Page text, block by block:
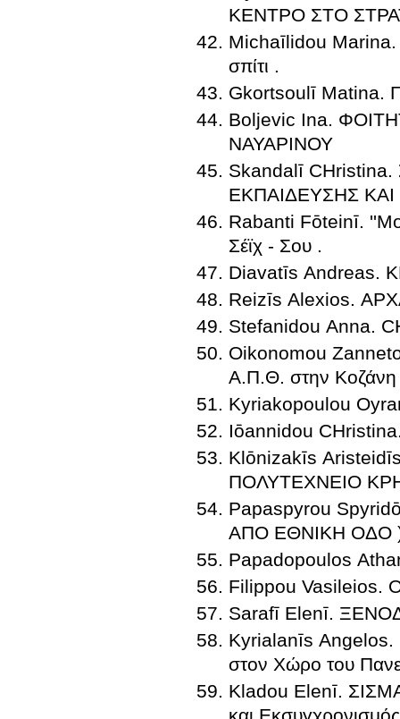
ΚΕΝΤΡΟ ΣΤΟ
Michaīlidou Marina.
σπίτι .
Gkortsoulī Matina.
Boljevic Ina.
ΝΑΥΑΡΙΝΟΥ
Skandalī
ΕΚΠΑΙΔΕΥΣΗΣ
Rabanti Fōteinī.
Σέϊχ - Σου .
Diavatīs Andreas.
Reizīs Alexios.
Stefanidou Anna.
Oikonomou
Α.Π.Θ. στην Κοζάνη
Kyriakopoulou
Iōannidou
Klōnizakīs
ΠΟΛΥΤΕΧΝΕΙΟ
Papaspyrou
ΑΠΟ ΕΘΝΙΚΗ ΟΔΟ
Papadopoulos
Filippou Vasileios.
Sarafī Elenī.
Kyrialanīs Angelos.
στον Χώρο του
Kladou Elenī.